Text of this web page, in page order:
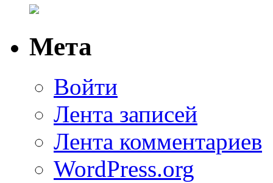
Мета
Войти
Лента записей
Лента комментариев
WordPress.org